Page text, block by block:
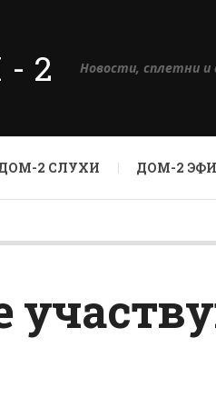
2 Новости, сплетни и
2 СЛУХИ ДОМ-2